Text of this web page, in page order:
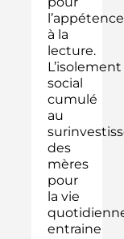
l’appétence
à la
lecture.
L’isolement
social
cumulé
au
des
mères
pour
la vie
entraine